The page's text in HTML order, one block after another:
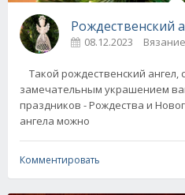
Рождественский
08.12.2023
Такой рождественский
замечательным украшением
праздников - Рождества и
ангела можно
Комментировать